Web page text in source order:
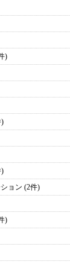
)
)
)
ョン (2件)
)